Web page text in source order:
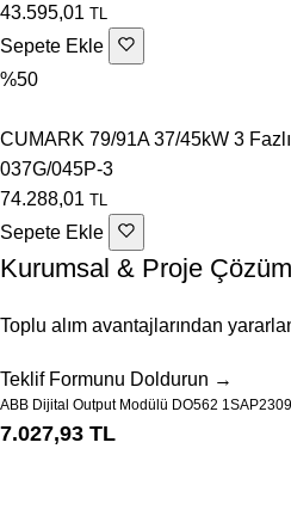
43.595,01 TL
Sepete Ekle
%50
CUMARK 79/91A 37/45kW 3
037G/045P-3
74.288,01 TL
Sepete Ekle
Kurumsal & Proje
Toplu alım avantajlarından
Teklif Formunu Doldurun →
ABB Dijital Output Modülü DO562
7.027,93 TL